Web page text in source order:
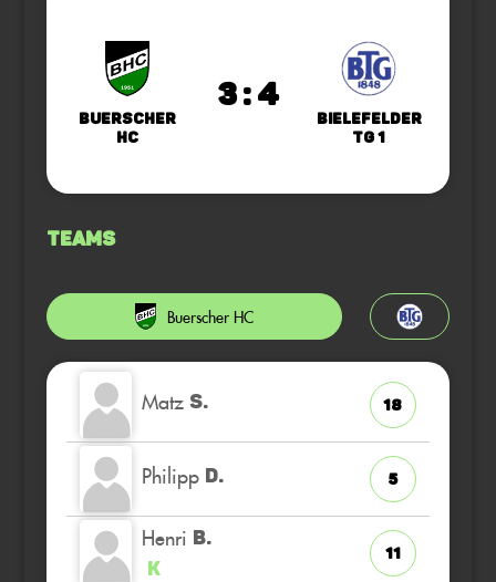
Buerscher
HC
3 : 4
Bielefelder
TG 1
Teams
Buerscher HC
Matz S. 18
Philipp D. 5
Henri B.
K
11